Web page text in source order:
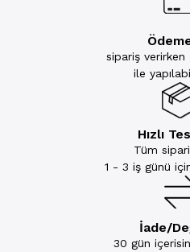
sipariş
ile
Hızlı
Tüm
1 - 3 iş günü
İade/
30 gün